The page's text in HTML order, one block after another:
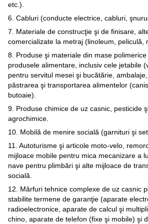
etc.).
6. Cabluri (conducte electrice, cabluri,
7. Materiale de construcţie şi de finisare,
comercializate la metraj (linoleum, peliculă,
8. Produse şi materiale din mase
produsele alimentare, inclusiv cele jetabile
pentru servitul mesei şi bucătărie,
păstrarea şi transportarea alimentelor
butoaie).
9. Produse chimice de uz casnic, pesticide
agrochimice.
10. Mobilă de menire socială (garnituri şi
11. Autoturisme şi articole moto-velo,
mijloace mobile pentru mica mecanizare a
nave pentru plimbări şi alte mijloace de
socială.
12. Mărfuri tehnice complexe de uz casnic
stabilite termene de garanţie (aparate
radioelectronice, aparate de calcul şi
chino, aparate de telefon (fixe şi mobile) şi